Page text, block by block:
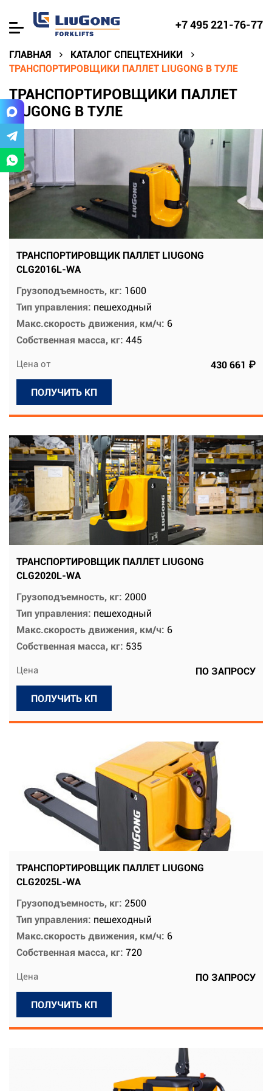
+7 495 221-76-77
ГЛАВНАЯ
КАТАЛОГ СПЕЦТЕХНИКИ
ТРАНСПОРТИРОВЩИКИ ПАЛЛЕТ LIUGONG В ТУЛЕ
ТРАНСПОРТИРОВЩИКИ ПАЛЛЕТ
LIUGONG В ТУЛЕ
ТРАНСПОРТИРОВЩИК ПАЛЛЕТ LIUGONG
CLG2016L-WA
Грузоподъемность, кг: 1600
Тип управления: пешеходный
Макс.скорость движения, км/ч: 6
Собственная масса, кг: 445
Цена от 430 661 ₽
ПОЛУЧИТЬ КП
ТРАНСПОРТИРОВЩИК ПАЛЛЕТ LIUGONG
CLG2020L-WA
Грузоподъемность, кг: 2000
Тип управления: пешеходный
Макс.скорость движения, км/ч: 6
Собственная масса, кг: 535
Цена ПО ЗАПРОСУ
ПОЛУЧИТЬ КП
ТРАНСПОРТИРОВЩИК ПАЛЛЕТ LIUGONG
CLG2025L-WA
Грузоподъемность, кг: 2500
Тип управления: пешеходный
Макс.скорость движения, км/ч: 6
Собственная масса, кг: 720
Цена ПО ЗАПРОСУ
ПОЛУЧИТЬ КП